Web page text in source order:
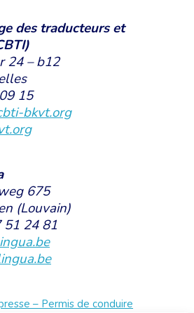
des traducteurs et
24 – b12
15
bkvt.org
675
(Louvain)
51 24 81
– Permis de conduire